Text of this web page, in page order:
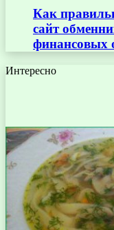
Как
сайт
финансовых
Интересно